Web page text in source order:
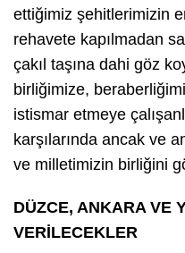
ettiğimiz şehitlerimizin
rehavete kapılmadan
çakıl taşına dahi göz
birliğimize,
istismar etmeye
karşılarında ancak ve
ve milletimizin birliğini
DÜZCE, ANKARA VE
VERİLECEKLER